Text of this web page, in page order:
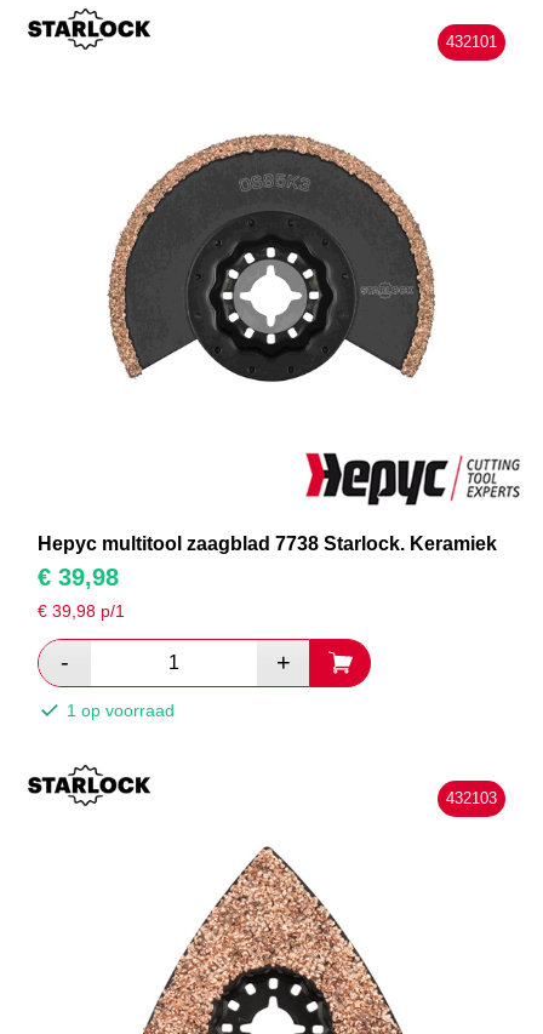
432101
Hepyc multitool zaagblad 7738 Starlock. Keramiek
€ 39,98
€39,98 p/1
1 op voorraad
432103